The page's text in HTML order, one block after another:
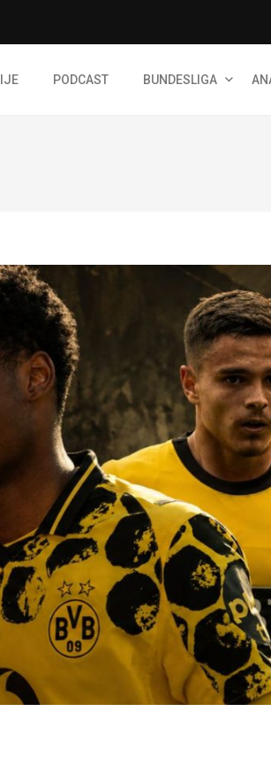
PODCAST BUNDESLIGA